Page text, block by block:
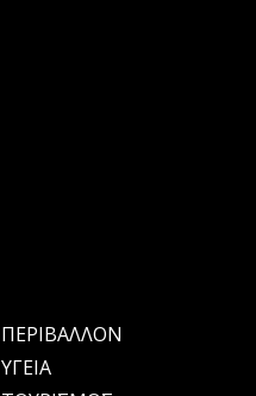
ΠΕΡΙΒΑΛΛΟΝ
ΥΓΕΙΑ